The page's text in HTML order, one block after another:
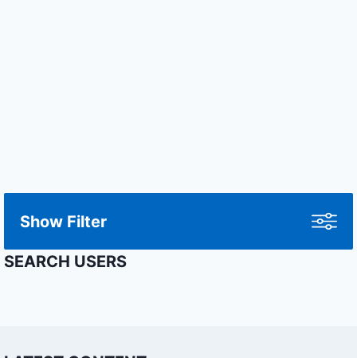
Show Filter
SEARCH USERS